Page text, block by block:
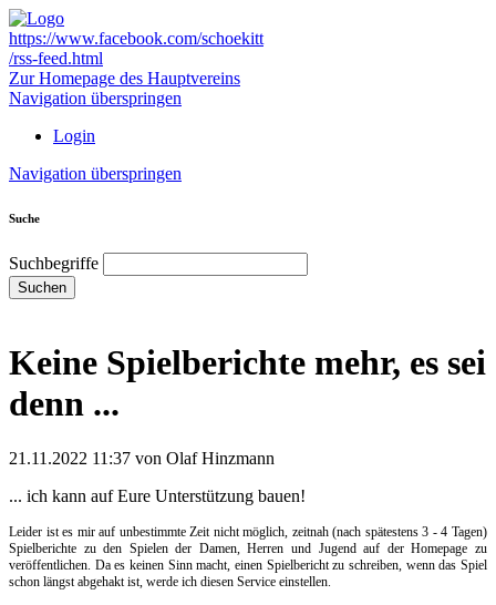
https://www.facebook.com/schoekitt
/rss-feed.html
Zur Homepage des Hauptvereins
Navigation überspringen
Login
Navigation überspringen
Suche
Suchbegriffe
Suchen
Keine Spielberichte mehr, es sei
denn ...
21.11.2022 11:37 von Olaf Hinzmann
... ich kann auf Eure Unterstützung bauen!
Leider ist es mir auf unbestimmte Zeit nicht möglich, zeitnah (nach spätestens 3 - 4 Tagen)
Spielberichte zu den Spielen der Damen, Herren und Jugend auf der Homepage zu
veröffentlichen. Da es keinen Sinn macht, einen Spielbericht zu schreiben, wenn das Spiel
schon längst abgehakt ist, werde ich diesen Service einstellen.